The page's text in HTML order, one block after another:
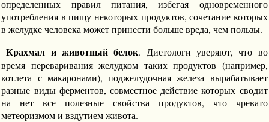
определенных правил питания, избегая одновременного
употребления в пищу некоторых продуктов, сочетание которых
в желудке человека может принести больше вреда, чем пользы.
Крахмал и животный белок. Диетологи уверяют, что во
время переваривания желудком таких продуктов (например,
котлета с макаронами), поджелудочная железа вырабатывает
разные виды ферментов, совместное действие которых сводит
на нет все полезные свойства продуктов, что чревато
метеоризмом и вздутием живота.